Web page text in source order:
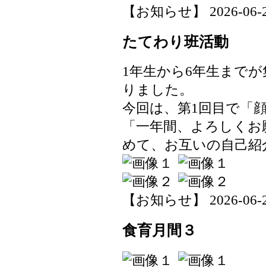
【お知らせ】 2026-
たてわり班活動
1年生から6年生まで
りました。
今回は、第1回目で「
「一年間、よろしく
めて、お互いの自己
【お知らせ】 2026-
食育月間３